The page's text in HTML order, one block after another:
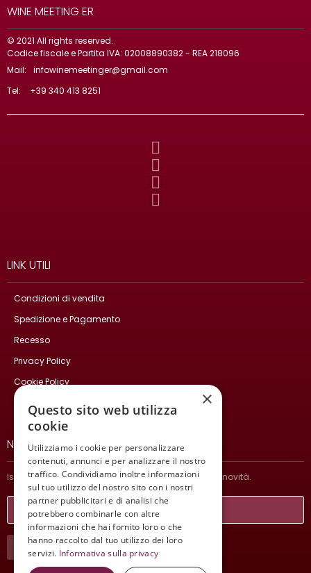
WINE MEETING ER
© 2021 All rights reserved.
Codice fiscale e Partita IVA: 02008890382 - REA 218096
Mail:
infowinemeetinger@gmail.com
Tel:
+39 340 413 8251
LINK UTILI
Condizioni di vendita
Spedizione e Pagamento
Recesso
Privacy Policy
Cookie Policy
NEWSLETTER
Iscriviti per ricevere informazioni sulle nostre ultime novità.
ISCRIVITI
×
Questo sito web utilizza
cookie
Utilizziamo i cookie per personalizzare
contenuti, annunci e per analizzare il nostro
traffico. Condividiamo inoltre informazioni
sul tuo utilizzo del nostro sito con i nostri
partner pubblicitari e di analisi che
potrebbero combinarle con altre
informazioni che hai fornito loro o che
hanno raccolto dal tuo utilizzo dei loro
servizi. Informativa sulla privacy